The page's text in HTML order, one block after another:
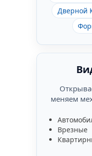
Дверной
меняем
Врезные